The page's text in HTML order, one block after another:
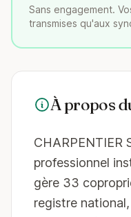
Sans engagement.
transmises qu'aux
À propos
CHARPENTIER
professionnel
gère 33
registre